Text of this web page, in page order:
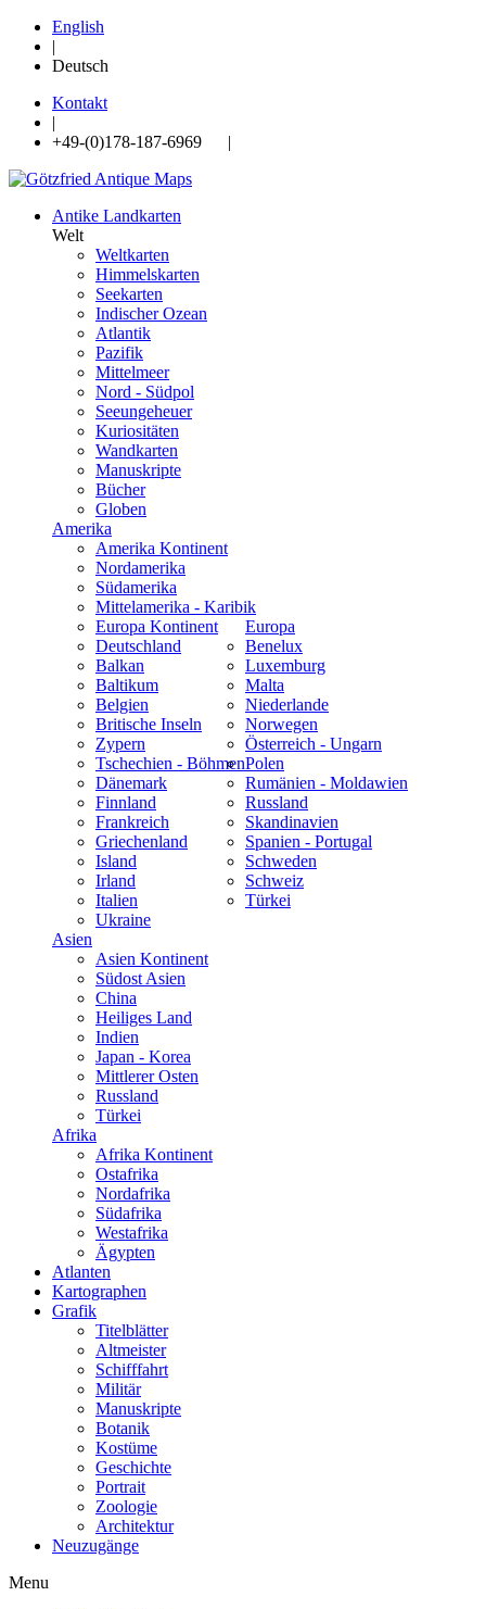
English
|
Deutsch
Kontakt
|
+49-(0)178-187-6969 |
Antike Landkarten
Welt
Weltkarten
Himmelskarten
Seekarten
Indischer Ozean
Atlantik
Pazifik
Mittelmeer
Nord - Südpol
Seeungeheuer
Kuriositäten
Wandkarten
Manuskripte
Bücher
Globen
Amerika
Amerika Kontinent
Nordamerika
Südamerika
Mittelamerika - Karibik
Europa
Europa Kontinent
Deutschland
Balkan
Baltikum
Belgien
Britische Inseln
Zypern
Tschechien - Böhmen
Dänemark
Finnland
Frankreich
Griechenland
Island
Irland
Italien
Benelux
Luxemburg
Malta
Niederlande
Norwegen
Österreich - Ungarn
Polen
Rumänien - Moldawien
Russland
Skandinavien
Spanien - Portugal
Schweden
Schweiz
Türkei
Ukraine
Asien
Asien Kontinent
Südost Asien
China
Heiliges Land
Indien
Japan - Korea
Mittlerer Osten
Russland
Türkei
Afrika
Afrika Kontinent
Ostafrika
Nordafrika
Südafrika
Westafrika
Ägypten
Atlanten
Kartographen
Grafik
Titelblätter
Altmeister
Schifffahrt
Militär
Manuskripte
Botanik
Kostüme
Geschichte
Portrait
Zoologie
Architektur
Neuzugänge
Menu